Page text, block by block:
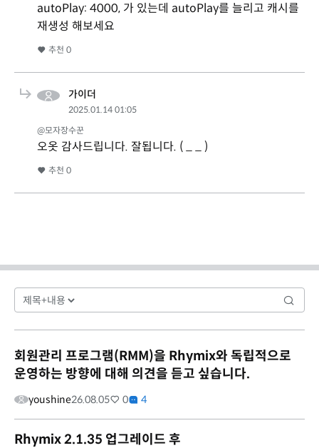
autoPlay: 4000, 가 있는데 autoPlay를 늘리고 캐시를
재생성 해보세요
추천 0
가이더
2025.01.14 01:05
@모자장수꾼
오옷 감사드립니다. 잘됩니다. ( _ _ )
추천 0
회원관리 프로그램(RMM)을 Rhymix와 독립적으로
운영하는 방향에 대해 의견을 듣고 싶습니다.
youshine26.08.05 0 4
Rhymix 2.1.35 업그레이드 후